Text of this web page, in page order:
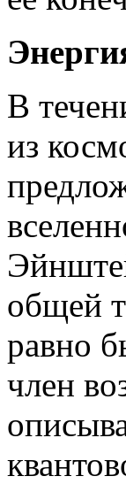
В
из
общей
равно
член